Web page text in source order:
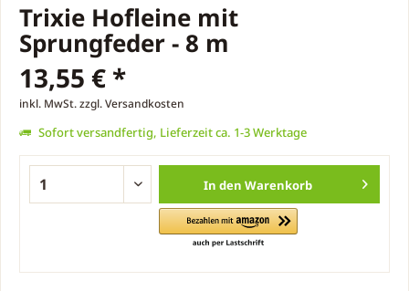
Trixie Hofleine mit
Sprungfeder - 8 m
13,55 € *
inkl. MwSt.zzgl. Versandkosten
Sofort versandfertig, Lieferzeit ca. 1-3 Werktage
In den Warenkorb